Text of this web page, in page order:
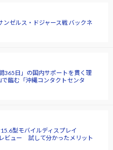
ゼルス・ドジャース戦 バックネ
365日」の国内サポートを貫く理
臨む「沖縄コンタクトセンタ
型モバイルディスプレイ
ビュー 試して分かったメリット